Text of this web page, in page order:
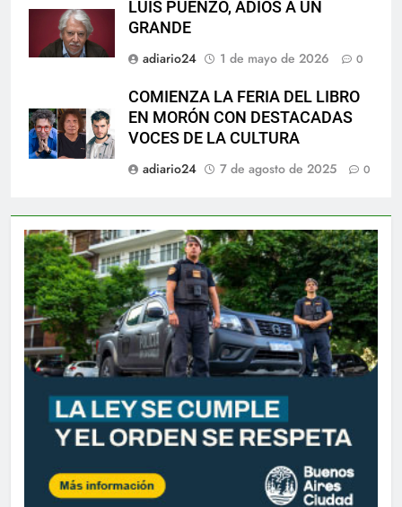
LUIS PUENZO, ADIOS A UN
GRANDE
adiario24
1 de mayo de 2026 0
COMIENZA LA FERIA DEL LIBRO
EN MORÓN CON DESTACADAS
VOCES DE LA CULTURA
adiario24
7 de agosto de 2025 0